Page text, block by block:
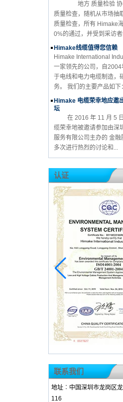
地方 质量检验 协会
质量检查，随机从市场抽
质量检查，所有 Himake
0%的通过，并受到采访
Himake线缆值得您信赖
Himake International
一家领先的公司，自
于电线和电力电缆制造，
务。 我们的主要产品如下
Himake 电缆荣幸地应邀
坛
在 2016 年 11 月 5 日
缆荣幸地被邀请参加由深
服务有限公司主办的 金融
多次进行热烈的讨论和...
认证
联系我们
地址︰中国深圳市龙岗区
116